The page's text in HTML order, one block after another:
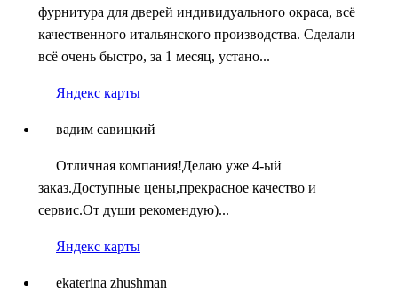
фурнитура для дверей индивидуального окраса, всё
качественного итальянского производства. Сделали
всё очень быстро, за 1 месяц, устано...
Яндекс карты
вадим савицкий
Отличная компания!Делаю уже 4-ый
заказ.Доступные цены,прекрасное качество и
сервис.От души рекомендую)...
Яндекс карты
ekaterina zhushman